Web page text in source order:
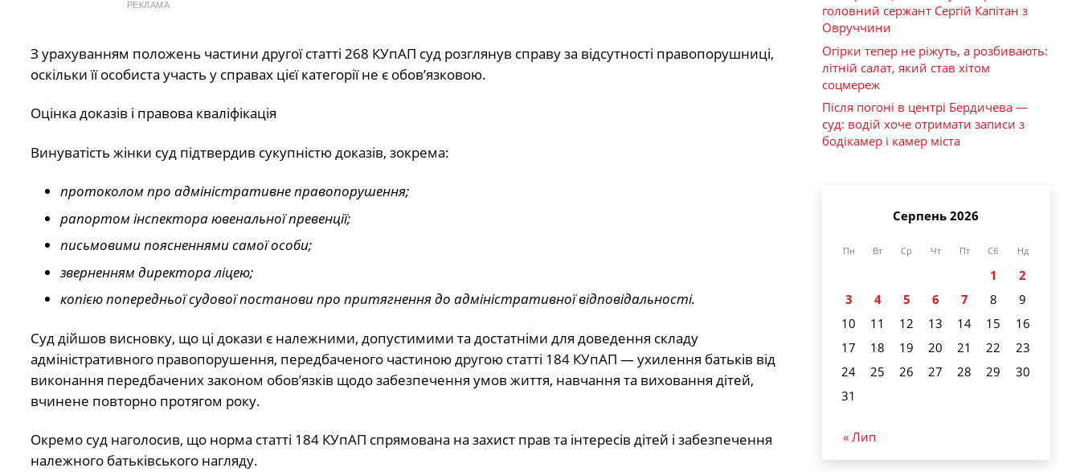
РЕКЛАМА
З урахуванням положень частини другої статті 268 КУпАП суд розглянув справу за відсутності правопорушниці,
оскільки її особиста участь у справах цієї категорії не є обов’язковою.
Оцінка доказів і правова кваліфікація
Винуватість жінки суд підтвердив сукупністю доказів, зокрема:
протоколом про адміністративне правопорушення;
рапортом інспектора ювенальної превенції;
письмовими поясненнями самої особи;
зверненням директора ліцею;
копією попередньої судової постанови про притягнення до адміністративної відповідальності.
Суд дійшов висновку, що ці докази є належними, допустимими та достатніми для доведення складу
адміністративного правопорушення, передбаченого частиною другою статті 184 КУпАП — ухилення батьків від
виконання передбачених законом обов’язків щодо забезпечення умов життя, навчання та виховання дітей,
вчинене повторно протягом року.
Окремо суд наголосив, що норма статті 184 КУпАП спрямована на захист прав та інтересів дітей і забезпечення
належного батьківського нагляду.
головний сержант Сергій Капітан з
Овруччини
Огірки тепер не ріжуть, а розбивають:
літній салат, який став хітом
соцмереж
Після погоні в центрі Бердичева —
суд: водій хоче отримати записи з
бодікамер і камер міста
Серпень 2026
Пн Вт Ср Чт Пт Сб Нд
1
2
3
4 5 6 7 8
9
10
11 12 13 14 15
16
17
18 19 20 21 22
23
24
25 26 27 28 29
30
31
« Лип